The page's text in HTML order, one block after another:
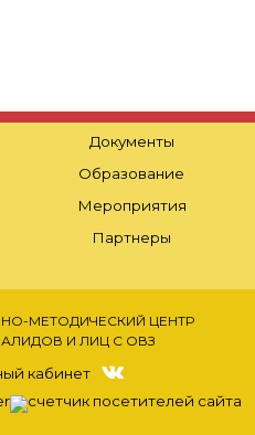
Документы
Образование
Мероприятия
Партнеры
МЕТОДИЧЕСКИЙ ЦЕНТР
И ЛИЦ С ОВЗ
кабинет